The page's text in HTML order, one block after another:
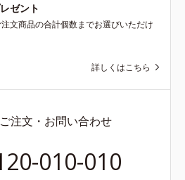
ゼント
文商品の合計個数までお選びいただけ
詳しくはこちら
注文・お問い合わせ
010-010